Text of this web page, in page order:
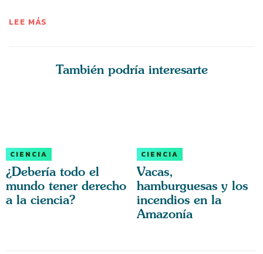
LEE MÁS
También podría interesarte
CIENCIA
¿Debería todo el
mundo tener derecho
a la ciencia?
CIENCIA
Vacas,
hamburguesas y los
incendios en la
Amazonía